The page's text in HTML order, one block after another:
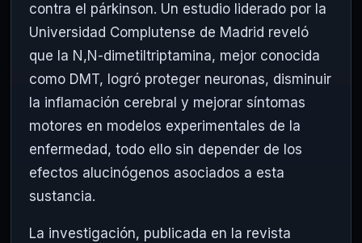
contra el párkinson. Un estudio liderado por la
Universidad Complutense de Madrid reveló
que la N,N-dimetiltriptamina, mejor conocida
como DMT, logró proteger neuronas, disminuir
la inflamación cerebral y mejorar síntomas
motores en modelos experimentales de la
enfermedad, todo ello sin depender de los
efectos alucinógenos asociados a esta
sustancia.
La investigación, publicada en la revista